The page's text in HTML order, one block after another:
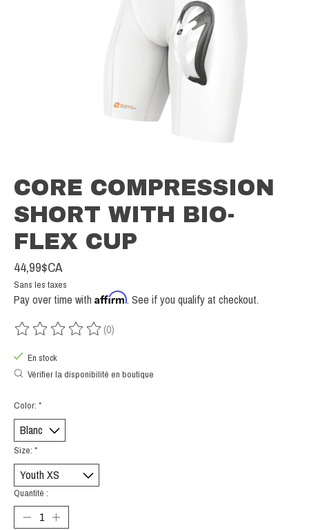
CORE COMPRESSION
SHORT WITH BIO-
FLEX CUP
44,99$CA
Sans les taxes
Pay over time with Affirm. See if you qualify at checkout.
Ce produit est évalué à
(0)
En stock
Vérifier la disponibilité en boutique
Color: *
Size: *
Quantité :